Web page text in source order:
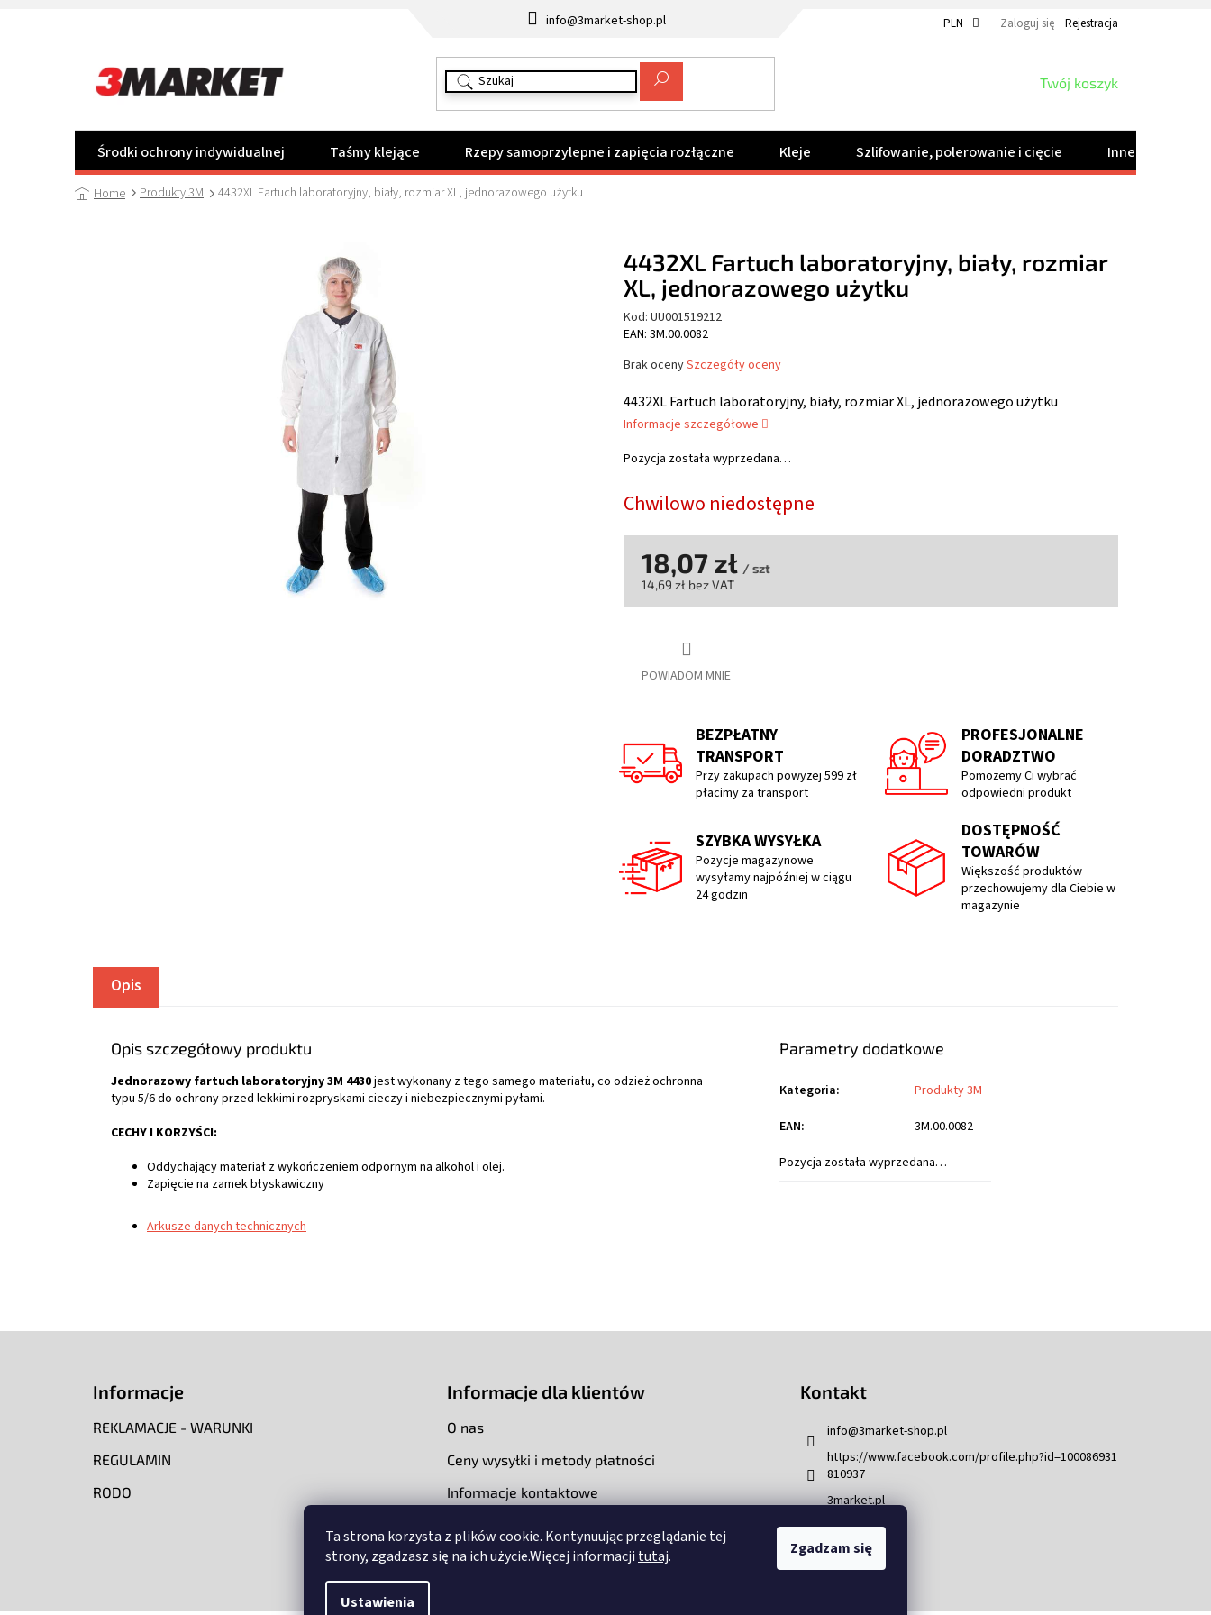
Ta strona korzysta z plików cookie. Kontynuując przeglądanie tej
strony, zgadzasz się na ich użycie.Więcej informacji tutaj.
Ustawienia
Zgadzam się
info@3market-shop.pl PLN Zaloguj się Rejestracja
KOSZYK
Twój koszyk
Środki ochrony indywidualnej Taśmy klejące Rzepy samoprzylepne i zapięcia rozłączne Kleje Szlifowanie, polerowanie i cięcie Inne produkty
Home Produkty 3M 4432XL Fartuch laboratoryjny, biały, rozmiar XL, jednorazowego użytku
Chwilowo niedostępne
Pozycja została wyprzedana…
4432XL Fartuch laboratoryjny, biały, rozmiar XL, jednorazowego użytku
Informacje szczegółowe
POWIADOM MNIE
18,07 zł / szt
14,69 zł bez VAT
4432XL Fartuch laboratoryjny, biały, rozmiar
XL, jednorazowego użytku
Kod: UU001519212
EAN: 3M.00.0082
Średnia
produktu
wynosi
0,0
na
5
Brak ocenySzczegóły oceny
BEZPŁATNY
TRANSPORT
Przy zakupach powyżej 599 zł
płacimy za transport
PROFESJONALNE
DORADZTWO
Pomożemy Ci wybrać
odpowiedni produkt
SZYBKA WYSYŁKA
Pozycje magazynowe
wysyłamy najpóźniej w ciągu
24 godzin
DOSTĘPNOŚĆ
TOWARÓW
Większość produktów
przechowujemy dla Ciebie w
magazynie
Opis
Opis szczegółowy produktu
Jednorazowy fartuch laboratoryjny 3M 4430jest wykonany z tego samego materiału, co odzież ochronna
typu 5/6 do ochrony przed lekkimi rozpryskami cieczy i niebezpiecznymi pyłami.
CECHY I KORZYŚCI:
Oddychający materiał z wykończeniem odpornym na alkohol i olej.
Zapięcie na zamek błyskawiczny
Arkusze danych technicznych
Parametry dodatkowe
Kategoria:
Produkty 3M
EAN:
3M.00.0082
Pozycja została wyprzedana…
Informacje
REKLAMACJE - WARUNKI
REGULAMIN
RODO
Informacje dla klientów
O nas
Ceny wysyłki i metody płatności
Informacje kontaktowe
Kontakt
info@3market-shop.pl
https://www.facebook.com/profile.php?id=100086931
810937
3market.pl